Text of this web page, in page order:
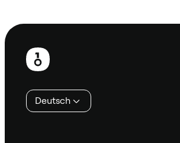
Fußzeile
Deutsch